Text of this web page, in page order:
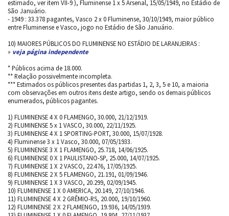
estimado, ver item VII-9 ), Fluminense 1 x 5 Arsenal, 15/05/1949, no Estádio de
São Januário.
- 1949 : 33.378 pagantes, Vasco 2 x 0 Fluminense, 30/10/1949, maior público
entre Fluminense e Vasco, jogo no Estádio de São Januário.
10) MAIORES PÚBLICOS DO FLUMINENSE NO ESTÁDIO DE LARANJEIRAS :
» veja página independente
* Públicos acima de 18.000.
** Relação possivelmente incompleta.
*** Estimados os públicos presentes das partidas 1, 2, 3, 5 e 10, a maioria
com observações em outros itens deste artigo, sendo os demais públicos
enumerados, públicos pagantes.
1) FLUMINENSE 4 X 0 FLAMENGO, 30.000, 21/12/1919.
2) FLUMINENSE 5 x 1 VASCO, 30.000, 22/11/1925.
3) FLUMINENSE 4 X 1 SPORTING-PORT, 30.000, 15/07/1928.
4) Fluminense 3 x 1 Vasco, 30.000, 07/05/1933.
5) FLUMINENSE 3 X 1 FLAMENGO, 25.718, 14/06/1925.
6) FLUMINENSE 0 X 1 PAULISTANO-SP, 25.000, 14/07/1925.
7) FLUMINENSE 1 X 2 VASCO, 22.476, 17/05/1925.
8) FLUMINENSE 2 X 5 FLAMENGO, 21.191, 01/09/1946.
9) FLUMINENSE 1 X 3 VASCO, 20.299, 02/09/1945.
10) FLUMINENSE 1 X 0 AMERICA, 20.149, 27/10/1946.
11) FLUMINENSE 4 X 2 GRÊMIO-RS, 20.000, 19/10/1960.
12) FLUMINENSE 2 X 2 FLAMENGO, 19.936, 14/05/1939.